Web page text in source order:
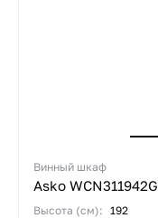
Винный шкаф
Asko WCN311942G
Высота (см): 192